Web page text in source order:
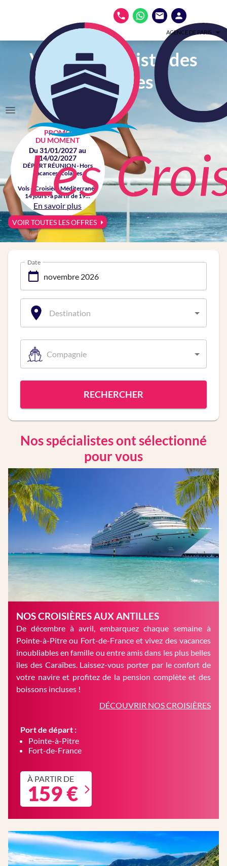
AGENCE DE PARIS
Votre spécialiste des
croisières
PROMO
DU MOMENT
Du 31/01/2027 au
14/02/2027
DÉPART RÉUNION · Hors
vacances scolaires
Vols + Croisière Méditerranée
14 jours · à partir de 19...
En savoir plus
VOIR TOUTES LES OFFRES
Date
Destination
Compagnie
RECHERCHER
Nos spécialistes ont sélectionné
pour vous
NOS CROISIÈRES AUX ANTILLES
De décembre à avril, embarquez chaque semaine à
Pointe-à-Pitre ou Fort-de-France et vivez des vacances
inoubliables en famille ou entre amis dans les plus belles
îles des Caraïbes. Laissez-vous porter par le confort de
votre navire et profitez de la pension complète et des
boissons incluses !
DÉCOUVRIR NOS CROISIÈRES
Port de départ :
Pointe-à-Pitre
Fort-de-France
À PARTIR DE
159 €